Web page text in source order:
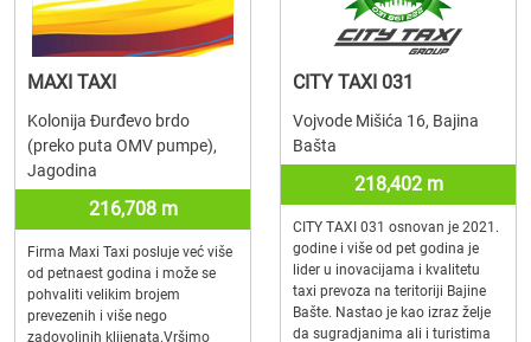
MAXI TAXI
Kolonija Đurđevo brdo
(preko puta OMV pumpe),
Jagodina
216,708 m
Firma Maxi Taxi posluje već više
od petnaest godina i može se
pohvaliti velikim brojem
prevezenih i više nego
zadovoljnih klijenata.Vršimo
CITY TAXI 031
Vojvode Mišića 16, Bajina
Bašta
218,402 m
CITY TAXI 031 osnovan je 2021.
godine i više od pet godina je
lider u inovacijama i kvalitetu
taxi prevoza na teritoriji Bajine
Bašte. Nastao je kao izraz želje
da sugradjanima ali i turistima